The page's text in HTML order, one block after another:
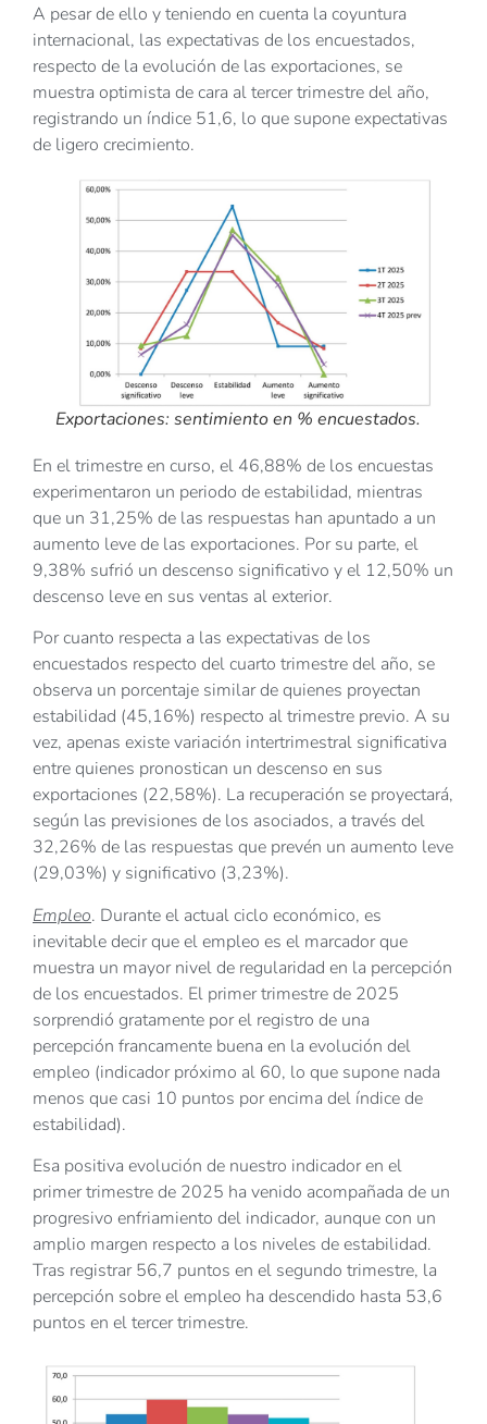
A pesar de ello y teniendo en cuenta la coyuntura
internacional, las expectativas de los encuestados,
respecto de la evolución de las exportaciones, se
muestra optimista de cara al tercer trimestre del año,
registrando un índice 51,6, lo que supone expectativas
de ligero crecimiento.
Exportaciones: sentimiento en % encuestados.
En el trimestre en curso, el 46,88% de los encuestas
experimentaron un periodo de estabilidad, mientras
que un 31,25% de las respuestas han apuntado a un
aumento leve de las exportaciones. Por su parte, el
9,38% sufrió un descenso significativo y el 12,50% un
descenso leve en sus ventas al exterior.
Por cuanto respecta a las expectativas de los
encuestados respecto del cuarto trimestre del año, se
observa un porcentaje similar de quienes proyectan
estabilidad (45,16%) respecto al trimestre previo. A su
vez, apenas existe variación intertrimestral significativa
entre quienes pronostican un descenso en sus
exportaciones (22,58%). La recuperación se proyectará,
según las previsiones de los asociados, a través del
32,26% de las respuestas que prevén un aumento leve
(29,03%) y significativo (3,23%).
Empleo. Durante el actual ciclo económico, es
inevitable decir que el empleo es el marcador que
muestra un mayor nivel de regularidad en la percepción
de los encuestados. El primer trimestre de 2025
sorprendió gratamente por el registro de una
percepción francamente buena en la evolución del
empleo (indicador próximo al 60, lo que supone nada
menos que casi 10 puntos por encima del índice de
estabilidad).
Esa positiva evolución de nuestro indicador en el
primer trimestre de 2025 ha venido acompañada de un
progresivo enfriamiento del indicador, aunque con un
amplio margen respecto a los niveles de estabilidad.
Tras registrar 56,7 puntos en el segundo trimestre, la
percepción sobre el empleo ha descendido hasta 53,6
puntos en el tercer trimestre.